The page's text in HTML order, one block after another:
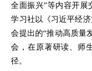
全面振兴”等内容开展
学习社以《习近平经
会提出的“推动高质量
会，在原著研读、师
径。